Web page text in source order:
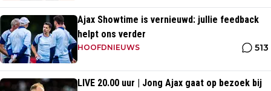
Ajax Showtime is vernieuwd: jullie feedback
helpt ons verder
HOOFDNIEUWS 513
LIVE 20.00 uur | Jong Ajax gaat op bezoek bij